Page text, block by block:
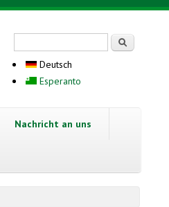
Deutsch
Esperanto
Nachricht an uns